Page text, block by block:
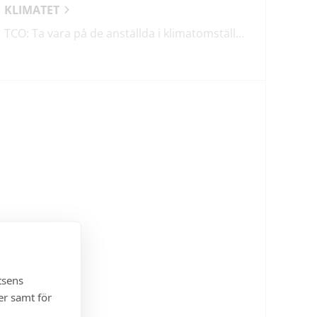
samt för
KLIMATET
TCO: Ta vara på de anställda i klimatomställningen